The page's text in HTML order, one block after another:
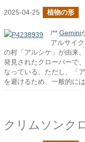
2025-04-25 植物の形
/** Gemini
アルサイ
の村「アルシケ」が由来
発見されたクローバーで
なっている。ただし、「
を避けるため、一般的に